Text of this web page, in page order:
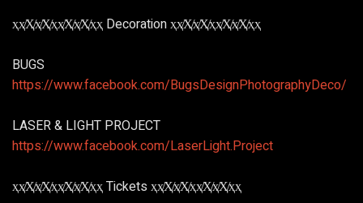
ҳҳ̸Ҳ̸ҳ̸Ҳ̸ҳҳ̸Ҳ̸ҳ̸Ҳ̸ҳҳ Decoration ҳҳ̸Ҳ̸ҳ̸Ҳ̸ҳҳ̸Ҳ̸ҳ̸Ҳ̸ҳҳ
BUGS
https://www.facebook.com/BugsDesignPhotographyDeco/
LASER & LIGHT PROJECT
https://www.facebook.com/LaserLight.Project
ҳҳ̸Ҳ̸ҳ̸Ҳ̸ҳҳ̸Ҳ̸ҳ̸Ҳ̸ҳҳ Tickets ҳҳ̸Ҳ̸ҳ̸Ҳ̸ҳҳ̸Ҳ̸ҳ̸Ҳ̸ҳҳ